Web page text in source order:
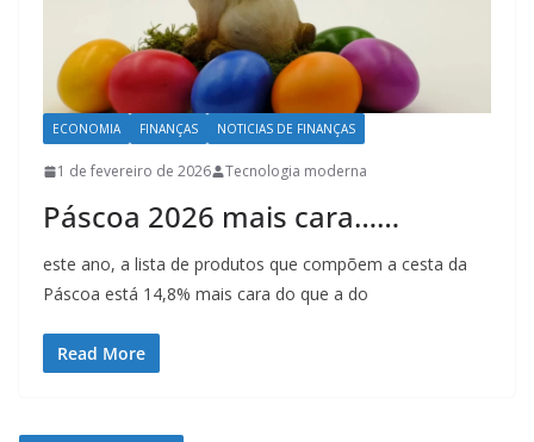
ECONOMIA FINANÇAS NOTICIAS DE FINANÇAS
1 de fevereiro de 2026 Tecnologia moderna
Páscoa 2026 mais cara……
este ano, a lista de produtos que compõem a cesta da
Páscoa está 14,8% mais cara do que a do
Read More